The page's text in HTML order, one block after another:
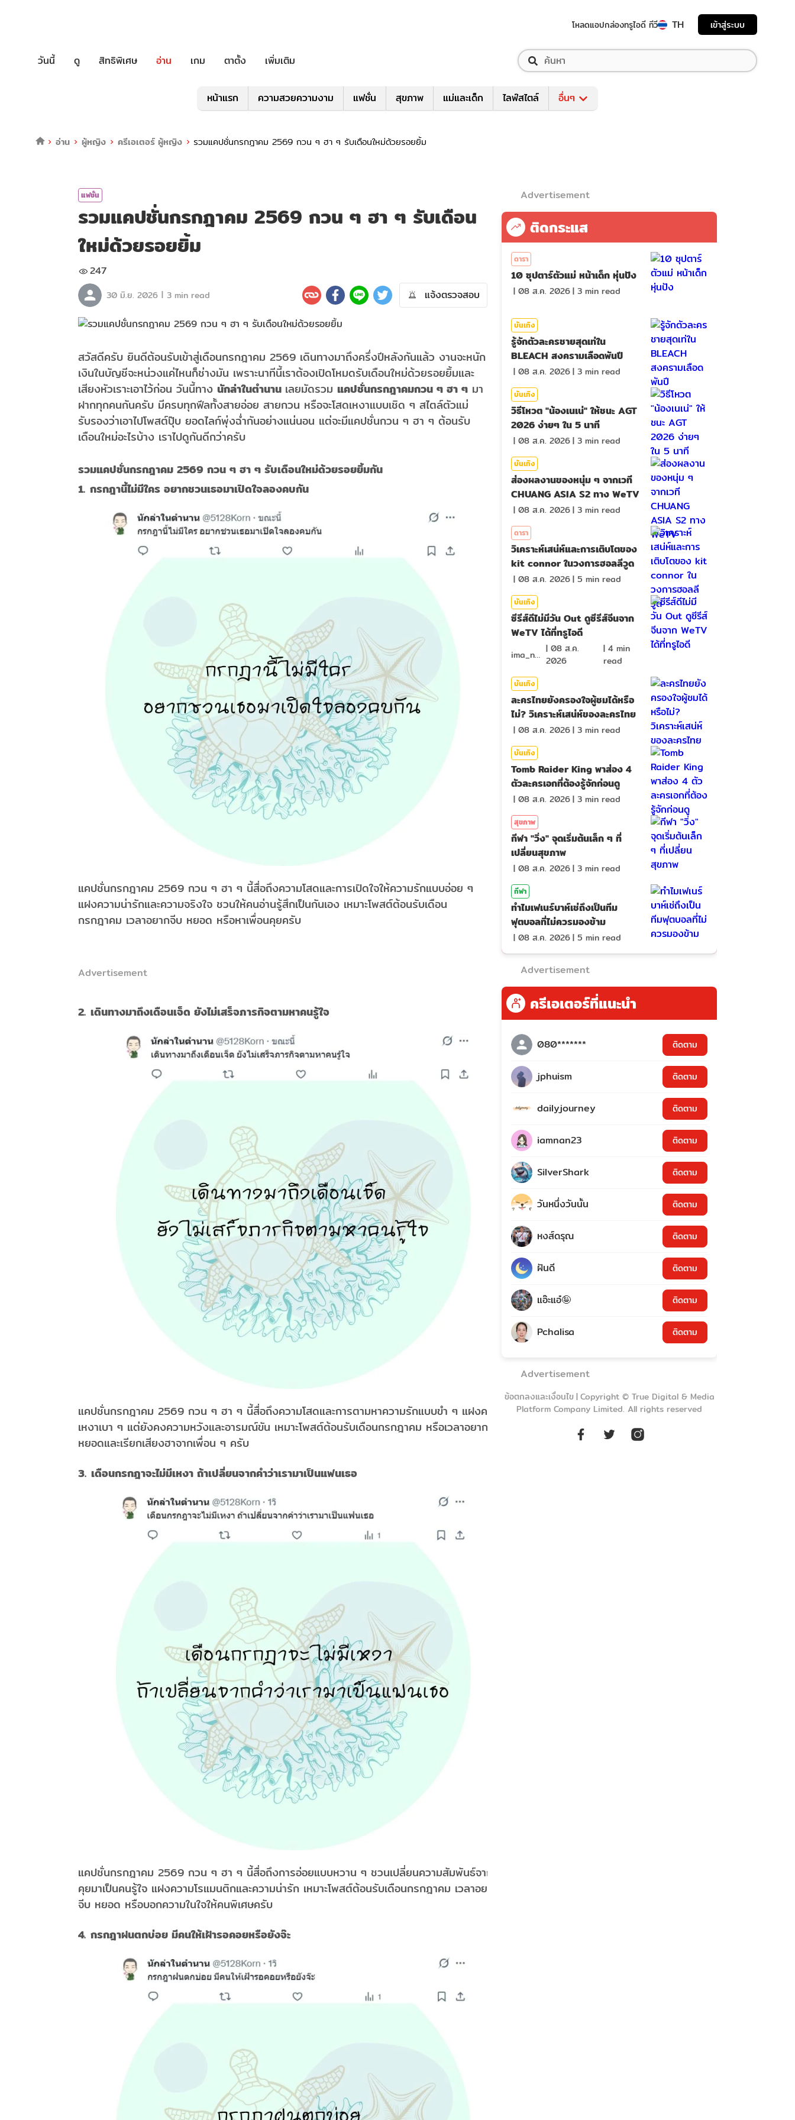
โหลดแอปกล่องทรูไอดี ทีวี TH เข้าสู่ระบบ
วันนี้ ดู สิทธิพิเศษ อ่าน เกม ตาตั้ง เพิ่มเติม
หน้าแรก ความสวยความงาม แฟชั่น สุขภาพ แม่และเด็ก ไลฟ์สไตล์ อื่นๆ
อ่าน ผู้หญิง ครีเอเตอร์ ผู้หญิง รวมแคปชั่นกรกฎาคม 2569 กวน ๆ ฮา ๆ รับเดือนใหม่ด้วยรอยยิ้ม
แฟชั่น
รวมแคปชั่นกรกฎาคม 2569 กวน ๆ ฮา ๆ รับเดือน
ใหม่ด้วยรอยยิ้ม
247
30 มิ.ย. 2026 | 3 min read แจ้งตรวจสอบ
สวัสดีครับ ยินดีต้อนรับเข้าสู่เดือนกรกฎาคม 2569 เดินทางมาถึงครึ่งปีหลังกันแล้ว งานจะหนัก
เงินในบัญชีจะหน่วงแค่ไหนก็ช่างมัน เพราะนาทีนี้เราต้องเปิดโหมดรับเดือนใหม่ด้วยรอยยิ้มและ
เสียงหัวเราะเอาไว้ก่อน วันนี้ทาง นักล่าในตำนาน เลยมัดรวม แคปชั่นกรกฎาคมกวน ๆ ฮา ๆ มา
ฝากทุกคนกันครับ มีครบทุกฟีลทั้งสายอ่อย สายกวน หรือจะโสดเหงาแบบเชิด ๆ สไตล์ตัวแม่
รับรองว่าเอาไปโพสต์ปุ๊บ ยอดไลก์พุ่งฉ่ำกันอย่างแน่นอน แต่จะมีแคปชั่นกวน ๆ ฮา ๆ ต้อนรับ
เดือนใหม่อะไรบ้าง เราไปดูกันดีกว่าครับ
รวมแคปชั่นกรกฎาคม 2569 กวน ๆ ฮา ๆ รับเดือนใหม่ด้วยรอยยิ้มกัน
1. กรกฎานี้ไม่มีใคร อยากชวนเธอมาเปิดใจลองคบกัน
แคปชั่นกรกฎาคม 2569 กวน ๆ ฮา ๆ นี้สื่อถึงความโสดและการเปิดใจให้ความรักแบบอ่อย ๆ
แฝงความน่ารักและความจริงใจ ชวนให้คนอ่านรู้สึกเป็นกันเอง เหมาะโพสต์ต้อนรับเดือน
กรกฎาคม เวลาอยากจีบ หยอด หรือหาเพื่อนคุยครับ
Advertisement
2. เดินทางมาถึงเดือนเจ็ด ยังไม่เสร็จภารกิจตามหาคนรู้ใจ
แคปชั่นกรกฎาคม 2569 กวน ๆ ฮา ๆ นี้สื่อถึงความโสดและการตามหาความรักแบบขำ ๆ แฝงความ
เหงาเบา ๆ แต่ยังคงความหวังและอารมณ์ขัน เหมาะโพสต์ต้อนรับเดือนกรกฎาคม หรือเวลาอยาก
หยอดและเรียกเสียงฮาจากเพื่อน ๆ ครับ
3. เดือนกรกฎาจะไม่มีเหงา ถ้าเปลี่ยนจากคำว่าเรามาเป็นแฟนเธอ
แคปชั่นกรกฎาคม 2569 กวน ๆ ฮา ๆ นี้สื่อถึงการอ่อยแบบหวาน ๆ ชวนเปลี่ยนความสัมพันธ์จากคน
คุยมาเป็นคนรู้ใจ แฝงความโรแมนติกและความน่ารัก เหมาะโพสต์ต้อนรับเดือนกรกฎาคม เวลาอยาก
จีบ หยอด หรือบอกความในใจให้คนพิเศษครับ
4. กรกฎาฝนตกบ่อย มีคนให้เฝ้ารอคอยหรือยังจ๊ะ
Advertisement
ติดกระแส
ดารา
10 ซุปตาร์ตัวแม่ หน้าเด็ก หุ่นปัง
| 08 ส.ค. 2026| 3 min read
บันเทิง
รู้จักตัวละครชายสุดเท่ใน
BLEACH สงครามเลือดพันปี
| 08 ส.ค. 2026| 3 min read
บันเทิง
วิธีโหวต "น้องเนเน่" ให้ชนะ AGT
2026 ง่ายๆ ใน 5 นาที
| 08 ส.ค. 2026| 3 min read
บันเทิง
ส่องผลงานของหนุ่ม ๆ จากเวที
CHUANG ASIA S2 ทาง WeTV
| 08 ส.ค. 2026| 3 min read
ดารา
วิเคราะห์เสน่ห์และการเติบโตของ
kit connor ในวงการฮอลลีวูด
| 08 ส.ค. 2026| 5 min read
บันเทิง
ซีรีส์ดีไม่มีวัน Out ดูซีรีส์จีนจาก
WeTV ได้ที่ทรูไอดี
ima_nan |08 ส.ค.
2026
|4 min
read
บันเทิง
ละครไทยยังครองใจผู้ชมได้หรือ
ไม่? วิเคราะห์เสน่ห์ของละครไทย
| 08 ส.ค. 2026| 3 min read
บันเทิง
Tomb Raider King พาส่อง 4
ตัวละครเอกที่ต้องรู้จักก่อนดู
| 08 ส.ค. 2026| 3 min read
สุขภาพ
กีฬา "วิ่ง" จุดเริ่มต้นเล็ก ๆ ที่
เปลี่ยนสุขภาพ
| 08 ส.ค. 2026| 3 min read
กีฬา
ทำไมเฟเนร์บาห์เช่ถึงเป็นทีม
ฟุตบอลที่ไม่ควรมองข้าม
| 08 ส.ค. 2026| 5 min read
Advertisement
ครีเอเตอร์ที่แนะนำ
080******* ติดตาม
jphuism ติดตาม
dailyjourney ติดตาม
iamnan23 ติดตาม
SilverShark ติดตาม
วันหนึ่งวันนั้น ติดตาม
หงส์ดรุณ ติดตาม
ฝันดี ติดตาม
แอ๊ะแอ๋🤪 ติดตาม
Pchalisa ติดตาม
Advertisement
ข้อตกลงและเงื่อนไข | Copyright © True Digital & Media
Platform Company Limited. All rights reserved